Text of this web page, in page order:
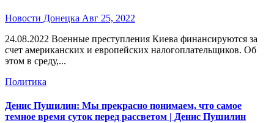
Новости Донецка Авг 25, 2022
24.08.2022 Военные преступления Киева финансируются за
счет американских и европейских налогоплательщиков. Об
этом в среду,...
Политика
Денис Пушилин: Мы прекрасно понимаем, что самое
темное время суток перед рассветом | Денис Пушилин